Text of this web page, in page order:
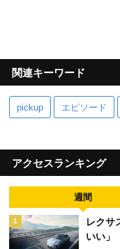
関連キーワード
pickup エピソード
アクセスランキング
週間
1
レクサ
いい」